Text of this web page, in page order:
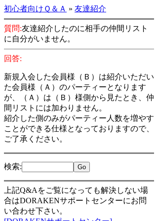
初心者向けＱ＆Ａ » 友達紹介
質問:友達紹介したのに相手の仲間リスト
に自分がいません。
回答:
新規入会した会員様（Ｂ）は紹介いただい
た会員様（Ａ）のパーティーとなります
が、（Ａ）は（Ｂ）様側から見たとき、仲
間リストには加わりません。
紹介した側のみがパーティー人数を増やす
ことができる仕様となっておりますので、
ご了承ください。
検索:
上記Q&Aをご覧になっても解決しない場
合はDORAKENサポートセンターにお問
い合わせ下さい。